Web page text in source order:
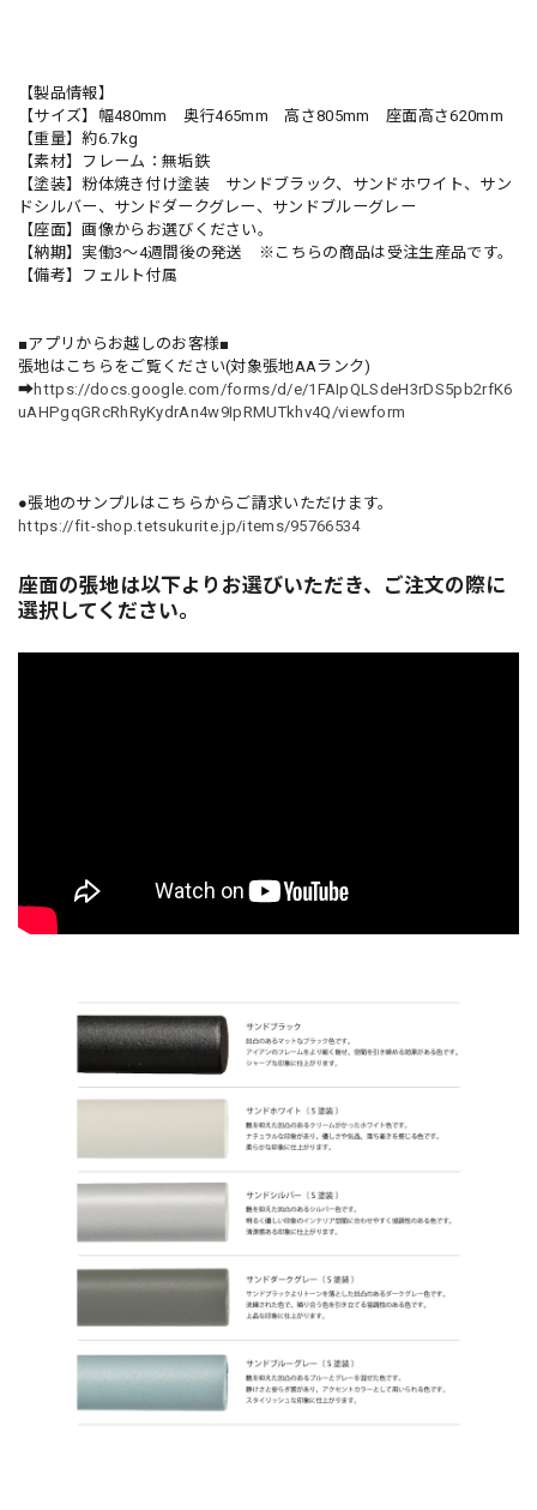
【製品情報】
【サイズ】幅480mm 奥行465mm 高さ805mm 座面高さ620mm
【重量】約6.7kg
【素材】フレーム：無垢鉄
【塗装】粉体焼き付け塗装 サンドブラック、サンドホワイト、サン
ドシルバー、サンドダークグレー、サンドブルーグレー
【座面】画像からお選びください。
【納期】実働3～4週間後の発送 ※こちらの商品は受注生産品です。
【備考】フェルト付属
■アプリからお越しのお客様■
張地はこちらをご覧ください(対象張地AAランク)
➡https://docs.google.com/forms/d/e/1FAIpQLSdeH3rDS5pb2rfK6
uAHPgqGRcRhRyKydrAn4w9IpRMUTkhv4Q/viewform
●張地のサンプルはこちらからご請求いただけます。
https://fit-shop.tetsukurite.jp/items/95766534
座面の張地は以下よりお選びいただき、ご注文の際に
選択してください。